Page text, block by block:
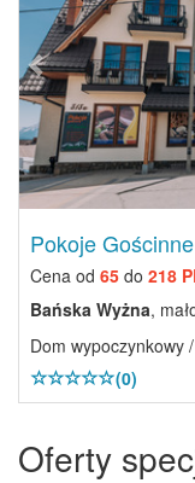
Pokoje
Cena od 65 do 218
Bańska Wyżna,
Dom wypoczynkowy
(0)
Oferty